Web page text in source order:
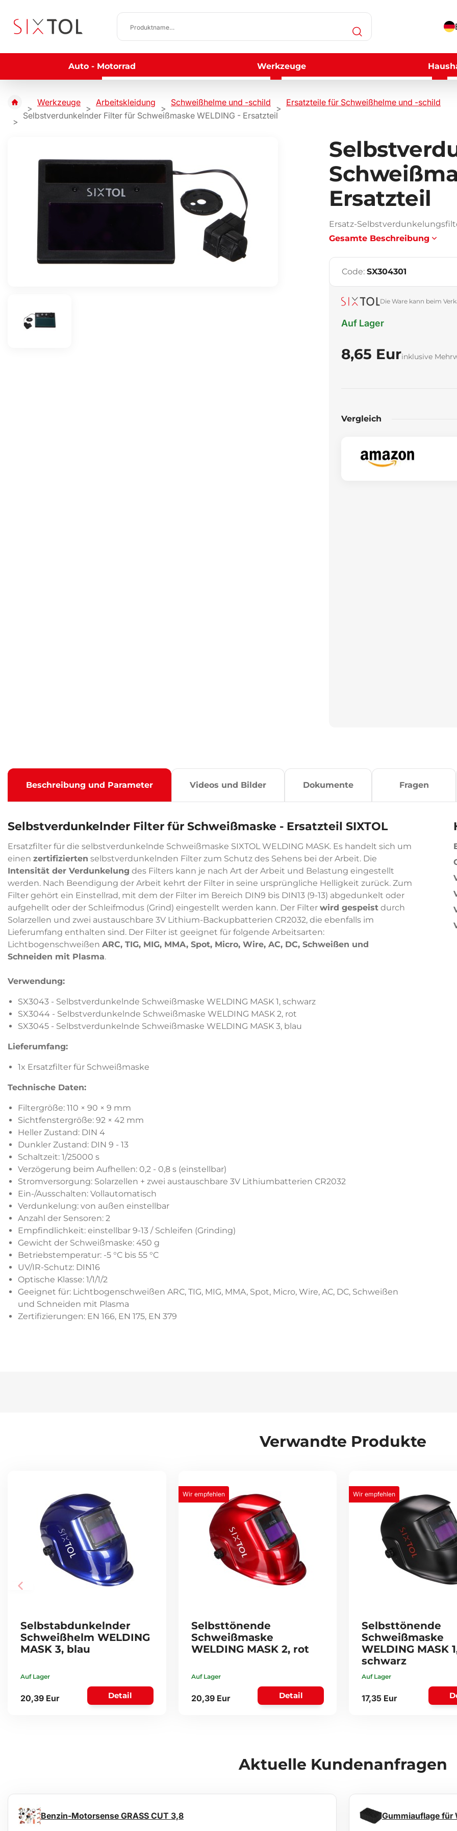
Auto - Motorrad Werkzeuge
Werkzeuge Arbeitskleidung Schweißhelme und -schild
Ersatzteile für Schweißhelme und -schild
Selbstverdunkelnder Filter für Schweißmaske WELDING - Ersatzteil
Ersatzteil
Ersatz-
Gesamte Beschreibung
Code: SX304301
Die Ware kann beim
Auf Lager
8,65 Eurinklusive
Vergleich
Beschreibung und Parameter Videos und Bilder Dokumente Fragen
Selbstverdunkelnder Filter für Schweißmaske - Ersatzteil SIXTOL
Ersatzfilter für die selbstverdunkelnde Schweißmaske SIXTOL WELDING MASK. Es handelt sich um
einen zertifizierten selbstverdunkelnden Filter zum Schutz des Sehens bei der Arbeit. Die
Intensität der Verdunkelung des Filters kann je nach Art der Arbeit und Belastung eingestellt
werden. Nach Beendigung der Arbeit kehrt der Filter in seine ursprüngliche Helligkeit zurück. Zum
Filter gehört ein Einstellrad, mit dem der Filter im Bereich DIN9 bis DIN13 (9-13) abgedunkelt oder
aufgehellt oder der Schleifmodus (Grind) eingestellt werden kann. Der Filter wird gespeist durch
Solarzellen und zwei austauschbare 3V Lithium-Backupbatterien CR2032, die ebenfalls im
Lieferumfang enthalten sind. Der Filter ist geeignet für folgende Arbeitsarten:
Lichtbogenschweißen ARC, TIG, MIG, MMA, Spot, Micro, Wire, AC, DC, Schweißen und
Schneiden mit Plasma.
Verwendung:
SX3043 - Selbstverdunkelnde Schweißmaske WELDING MASK 1, schwarz
SX3044 - Selbstverdunkelnde Schweißmaske WELDING MASK 2, rot
SX3045 - Selbstverdunkelnde Schweißmaske WELDING MASK 3, blau
Lieferumfang:
1x Ersatzfilter für Schweißmaske
Technische Daten:
Filtergröße: 110 × 90 × 9 mm
Sichtfenstergröße: 92 × 42 mm
Heller Zustand: DIN 4
Dunkler Zustand: DIN 9 - 13
Schaltzeit: 1/25000 s
Verzögerung beim Aufhellen: 0,2 - 0,8 s (einstellbar)
Stromversorgung: Solarzellen + zwei austauschbare 3V Lithiumbatterien CR2032
Ein-/Ausschalten: Vollautomatisch
Verdunkelung: von außen einstellbar
Anzahl der Sensoren: 2
Empfindlichkeit: einstellbar 9-13 / Schleifen (Grinding)
Gewicht der Schweißmaske: 450 g
Betriebstemperatur: -5 °C bis 55 °C
UV/IR-Schutz: DIN16
Optische Klasse: 1/1/1/2
Geeignet für: Lichtbogenschweißen ARC, TIG, MIG, MMA, Spot, Micro, Wire, AC, DC, Schweißen
und Schneiden mit Plasma
Zertifizierungen: EN 166, EN 175, EN 379
Verwandte Produkte
Selbstabdunkelnder
Schweißhelm WELDING
MASK 3, blau
Auf Lager
20,39 Eur Detail
Wir empfehlen
Selbsttönende
Schweißmaske
WELDING MASK 2, rot
Auf Lager
20,39 Eur Detail
Wir empfehlen
Selbsttönende
Schweißmaske
WELDING MASK
schwarz
Auf Lager
17,35 Eur
Aktuelle Kundenanfragen
Benzin-Motorsense GRASS CUT 3,8 Gummiauflage für